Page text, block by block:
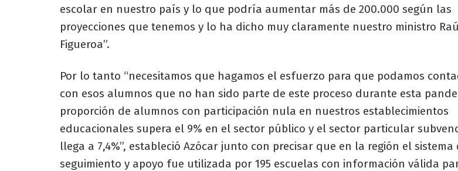
escolar en nuestro país y lo que podría aumentar más de 200.000 según las
proyecciones que tenemos y lo ha dicho muy claramente nuestro ministro
Figueroa”.
Por lo tanto “necesitamos que hagamos el esfuerzo para que podamos
con esos alumnos que no han sido parte de este proceso durante esta
proporción de alumnos con participación nula en nuestros establecimientos
educacionales supera el 9% en el sector público y el sector particular
llega a 7,4%”, estableció Azócar junto con precisar que en la región el sistema
seguimiento y apoyo fue utilizada por 195 escuelas con información válida